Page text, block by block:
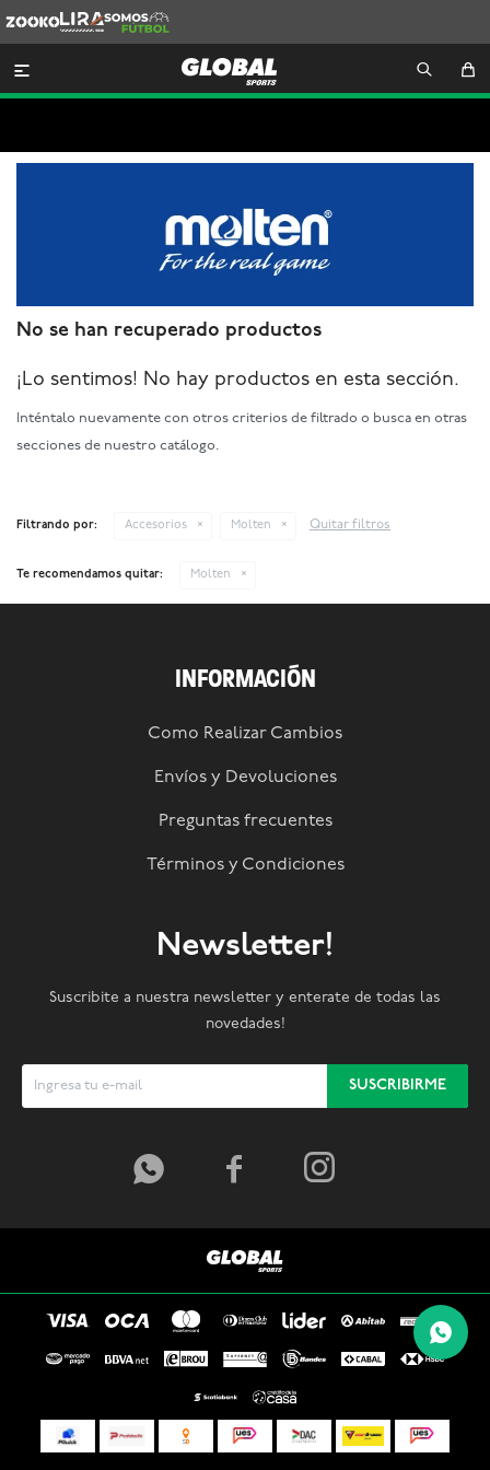
Lira
Somos
Futbol

No se han recuperado productos
¡Lo sentimos! No hay productos en esta sección.
Inténtalo nuevamente con otros criterios de filtrado o busca en otras
secciones de nuestro catálogo.
Filtrando por: Accesorios Molten Quitar filtros
Te recomendamos quitar: Molten
INFORMACIÓN
Como Realizar Cambios
Envíos y Devoluciones
Preguntas frecuentes
Términos y Condiciones
Newsletter!
Suscribite a nuestra newsletter y enterate de todas las
novedades!
SUSCRIBIRME
  